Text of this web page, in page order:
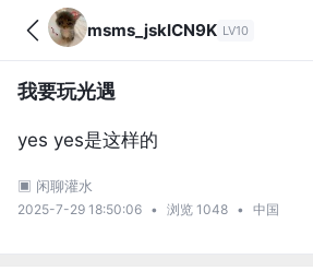
msms_jskICN9K LV10
我要玩光遇
yes yes是这样的
▣ 闲聊灌水
2025-7-29 18:50:06 浏览 1048 中国